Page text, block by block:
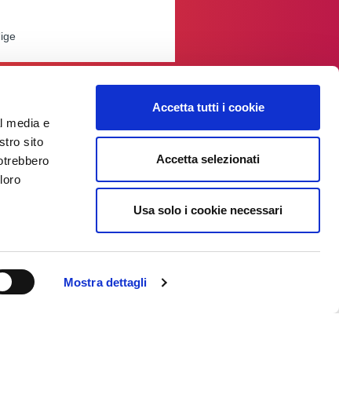
media e
sito
Mostra dettagli
Accetta tutti i cookie
Accetta selezionati
Usa solo i cookie necessari